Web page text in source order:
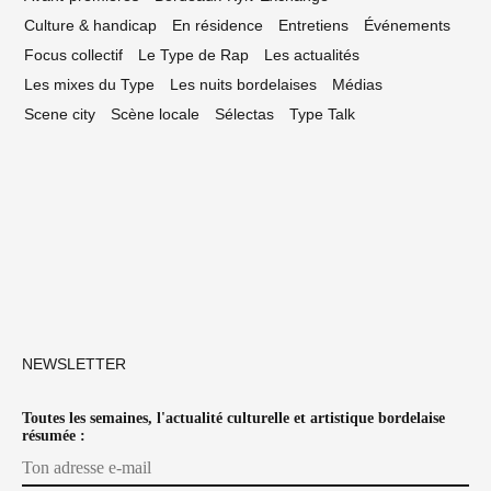
Culture & handicap
En résidence Entretiens
Événements
Focus collectif
Le Type de Rap
Les actualités
Les mixes du Type
Les nuits bordelaises
Médias
Scene city
Scène locale Sélectas Type Talk
NEWSLETTER
Toutes les semaines, l'actualité culturelle et artistique bordelaise
résumée :